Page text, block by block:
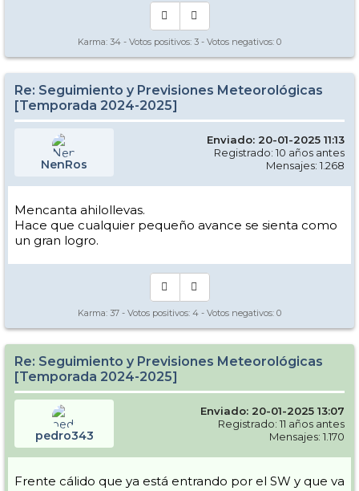
Karma: 34 - Votos positivos: 3 - Votos negativos: 0
Re: Seguimiento y Previsiones Meteorológicas
[Temporada 2024-2025]
NenRos
Enviado: 20-01-2025 11:13
Registrado: 10 años antes
Mensajes: 1.268
Mencanta ahilollevas.
Hace que cualquier pequeño avance se sienta como
un gran logro.
Karma: 37 - Votos positivos: 4 - Votos negativos: 0
Re: Seguimiento y Previsiones Meteorológicas
[Temporada 2024-2025]
pedro343
Enviado: 20-01-2025 13:07
Registrado: 11 años antes
Mensajes: 1.170
Frente cálido que ya está entrando por el SW y que va